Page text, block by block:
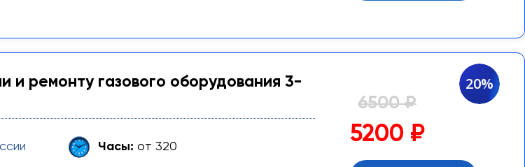
и ремонту газового оборудования 3-
Часы: от 320
20%
6500 ₽
5200 ₽